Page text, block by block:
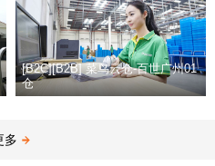
[B2C][B2B] 菜鸟云仓-百世广州01
仓
多